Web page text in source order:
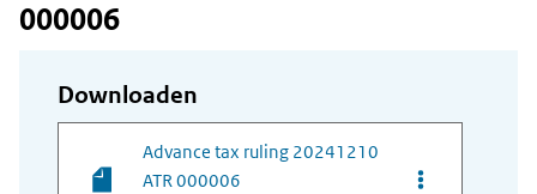
000006
Downloaden
Advance tax ruling 20241210
ATR 000006
Opties van